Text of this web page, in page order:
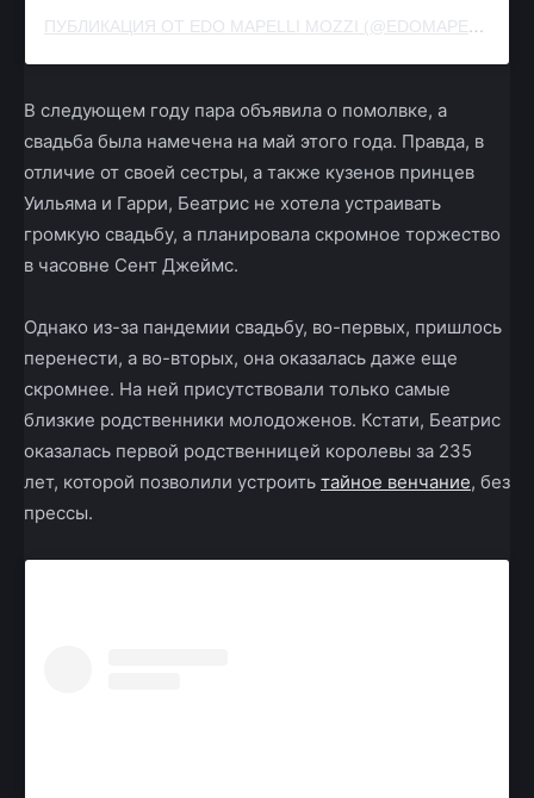
ПУБЛИКАЦИЯ ОТ EDO MAPELLI MOZZI (@EDOMAPELLIMOZZI)
В следующем году пара объявила о помолвке, а
свадьба была намечена на май этого года. Правда, в
отличие от своей сестры, а также кузенов принцев
Уильяма и Гарри, Беатрис не хотела устраивать
громкую свадьбу, а планировала скромное торжество
в часовне Сент Джеймс.
Однако из-за пандемии свадьбу, во-первых, пришлось
перенести, а во-вторых, она оказалась даже еще
скромнее. На ней присутствовали только самые
близкие родственники молодоженов. Кстати, Беатрис
оказалась первой родственницей королевы за 235
лет, которой позволили устроить тайное венчание, без
прессы.